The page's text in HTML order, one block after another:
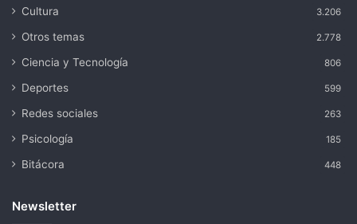
Cultura 3.206
Otros temas 2.778
Ciencia y Tecnología 806
Deportes 599
Redes sociales 263
Psicología 185
Bitácora 448
Newsletter